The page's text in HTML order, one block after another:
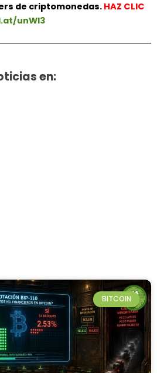
de criptomonedas. HAZ CLIC
unWl3
en:
BITCOIN